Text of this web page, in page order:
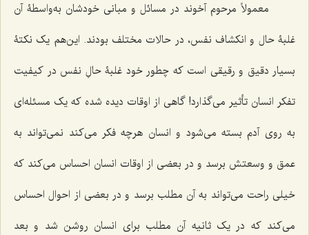
معمولاً مرحوم آخوند در مسائل و مبانى خودشان به‌واسطۀ آن
غلبۀ حال و انکشاف نفس، در حالات مختلف بودند. این‌هم یک نکتۀ
بسیار دقیق و رقیقى است که چطور خود غلبۀ حالِ نفس در کیفیت
تفکر انسان تأثیر مى‌گذارد! گاهى از اوقات دیده شده که یک مسئله‌اى
به روى آدم بسته مى‌شود و انسان هرچه فکر می‌کند نمى‌تواند به
عمق و وسعتش برسد و در بعضى از اوقات انسان‌ احساس مى‌کند که
خیلى راحت مى‌تواند به آن مطلب برسد و در بعضى از احوال احساس
مى‌کند که در یک ثانیه آن مطلب براى انسان روشن شد و بعد